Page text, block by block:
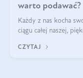
warto podawać?
Każdy z nas kocha
ciągu całej naszej,
prostu
CZYTAJ